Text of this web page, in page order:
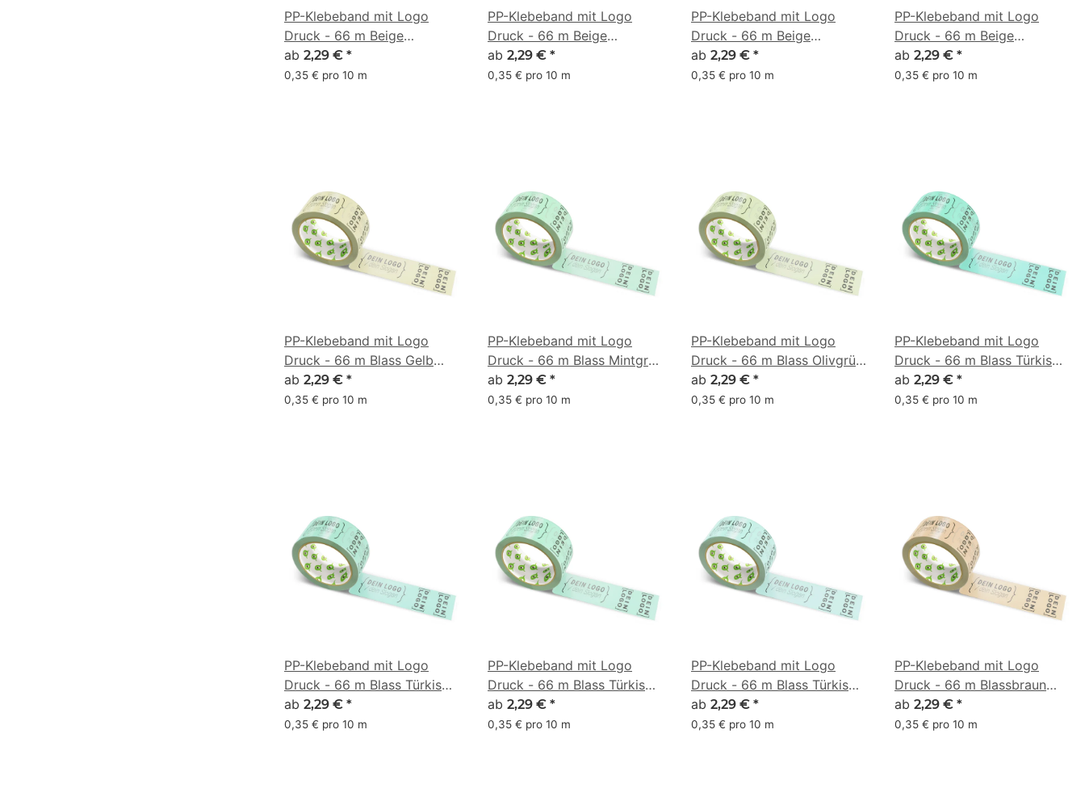
PP-Klebeband mit Logo
Druck - 66 m Beige
#AFA9A0
ab 2,29 € *
0,35 € pro 10 m
PP-Klebeband mit Logo
Druck - 66 m Beige
#C6A992
ab 2,29 € *
0,35 € pro 10 m
PP-Klebeband mit Logo
Druck - 66 m Beige
#CDA788
ab 2,29 € *
0,35 € pro 10 m
PP-Klebeband mit Logo
Druck - 66 m Beige
#D5CB9F
ab 2,29 € *
0,35 € pro 10 m
PP-Klebeband mit Logo
Druck - 66 m Blass Gelb
#D2CE9E
ab 2,29 € *
0,35 € pro 10 m
PP-Klebeband mit Logo
Druck - 66 m Blass Mintgrün
#A2E4B8
ab 2,29 € *
0,35 € pro 10 m
PP-Klebeband mit Logo
Druck - 66 m Blass Olivgrün
#C4D6A4
ab 2,29 € *
0,35 € pro 10 m
PP-Klebeband mit Logo
Druck - 66 m Blass Türkis
#7AE1BF
ab 2,29 € *
0,35 € pro 10 m
PP-Klebeband mit Logo
Druck - 66 m Blass Türkis
#8FD6BD
ab 2,29 € *
0,35 € pro 10 m
PP-Klebeband mit Logo
Druck - 66 m Blass Türkis
#9BE3BF
ab 2,29 € *
0,35 € pro 10 m
PP-Klebeband mit Logo
Druck - 66 m Blass Türkis
#A7E6D7
ab 2,29 € *
0,35 € pro 10 m
PP-Klebeband mit Logo
Druck - 66 m Blassbraun
#D9B48F
ab 2,29 € *
0,35 € pro 10 m